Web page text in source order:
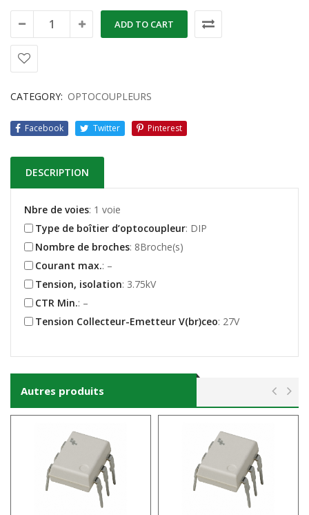
ADD TO CART
CATEGORY: OPTOCOUPLEURS
Facebook Twitter Pinterest
DESCRIPTION
Nbre de voies: 1 voie
Type de boîtier d’optocoupleur: DIP
Nombre de broches: 8Broche(s)
Courant max.: –
Tension, isolation: 3.75kV
CTR Min.: –
Tension Collecteur-Emetteur V(br)ceo: 27V
Autres produits